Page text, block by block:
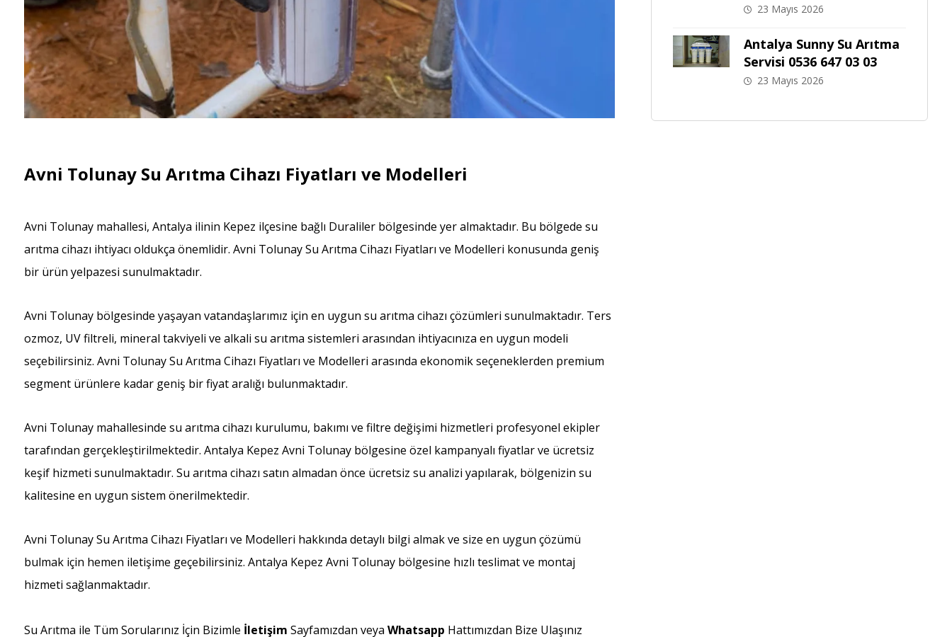
Avni Tolunay Su Arıtma Cihazı Fiyatları ve Modelleri
Avni Tolunay mahallesi, Antalya ilinin Kepez ilçesine bağlı Duraliler bölgesinde yer almaktadır. Bu bölgede su
arıtma cihazı ihtiyacı oldukça önemlidir. Avni Tolunay Su Arıtma Cihazı Fiyatları ve Modelleri konusunda geniş
bir ürün yelpazesi sunulmaktadır.
Avni Tolunay bölgesinde yaşayan vatandaşlarımız için en uygun su arıtma cihazı çözümleri sunulmaktadır. Ters
ozmoz, UV filtreli, mineral takviyeli ve alkali su arıtma sistemleri arasından ihtiyacınıza en uygun modeli
seçebilirsiniz. Avni Tolunay Su Arıtma Cihazı Fiyatları ve Modelleri arasında ekonomik seçeneklerden premium
segment ürünlere kadar geniş bir fiyat aralığı bulunmaktadır.
Avni Tolunay mahallesinde su arıtma cihazı kurulumu, bakımı ve filtre değişimi hizmetleri profesyonel ekipler
tarafından gerçekleştirilmektedir. Antalya Kepez Avni Tolunay bölgesine özel kampanyalı fiyatlar ve ücretsiz
keşif hizmeti sunulmaktadır. Su arıtma cihazı satın almadan önce ücretsiz su analizi yapılarak, bölgenizin su
kalitesine en uygun sistem önerilmektedir.
Avni Tolunay Su Arıtma Cihazı Fiyatları ve Modelleri hakkında detaylı bilgi almak ve size en uygun çözümü
bulmak için hemen iletişime geçebilirsiniz. Antalya Kepez Avni Tolunay bölgesine hızlı teslimat ve montaj
hizmeti sağlanmaktadır.
Su Arıtma ile Tüm Sorularınız İçin Bizimle İletişim Sayfamızdan veya Whatsapp Hattımızdan Bize Ulaşınız
23 Mayıs 2026
Antalya Sunny Su Arıtma
Servisi 0536 647 03 03
23 Mayıs 2026